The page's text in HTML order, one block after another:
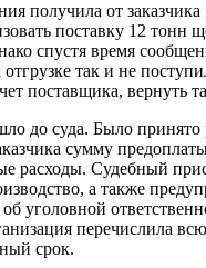
получила от заказчика
поставку 12 тонн
спустя время
отгрузке так и не
поставщика, вернуть
до суда. Было
сумму
расходы. Судебный
а также
уголовной
перечислила
срок.